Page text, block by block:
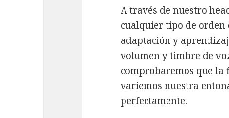
A través de nuestro
cualquier tipo de orden
adaptación y
volumen y timbre de
comprobaremos que la
variemos nuestra
perfectamente.